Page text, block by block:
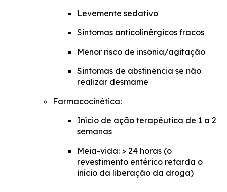
Levemente sedativo
Sintomas anticolinérgicos fracos
Menor risco de insônia/agitação
Sintomas de abstinência se não
realizar desmame
Farmacocinética:
Início de ação terapêutica de 1 a 2
semanas
Meia-vida: > 24 horas (o
revestimento entérico retarda o
início da liberação da droga)